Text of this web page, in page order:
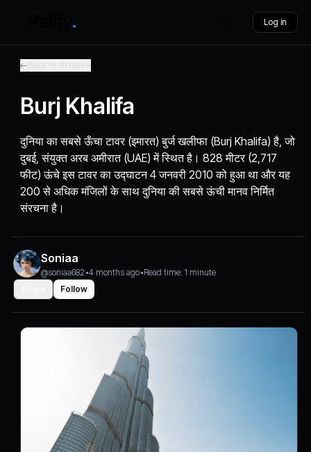
Log in
Burj Khalifa
दुनिया का सबसे ऊँचा टावर (इमारत) बुर्ज खलीफा (Burj Khalifa) है, जो
दुबई, संयुक्त अरब अमीरात (UAE) में स्थित है। 828 मीटर (2,717
फीट) ऊंचे इस टावर का उद्घाटन 4 जनवरी 2010 को हुआ था और यह
200 से अधिक मंजिलों के साथ दुनिया की सबसे ऊंची मानव निर्मित
संरचना है।
Soniaa
@soniaa682 •4 months ago•Read time: 1 minute
Follow